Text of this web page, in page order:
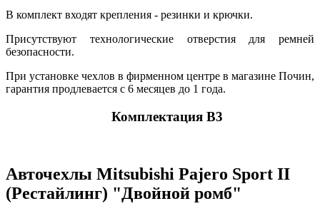
В комплект входят крепления - резинки и крючки.
Присутствуют технологические отверстия для ремней
безопасности.
При установке чехлов в фирменном центре в магазине Почин,
гарантия продлевается с 6 месяцев до 1 года.
Комплектация В3
Авточехлы Mitsubishi Pajero Sport II
(Рестайлинг) "Двойной ромб"